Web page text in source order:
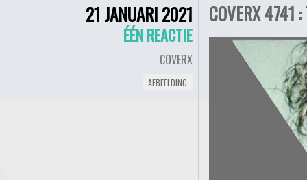
21 JANUARI 2021
ÉÉN REACTIE
COVERX
AFBEELDING
COVERX 4741